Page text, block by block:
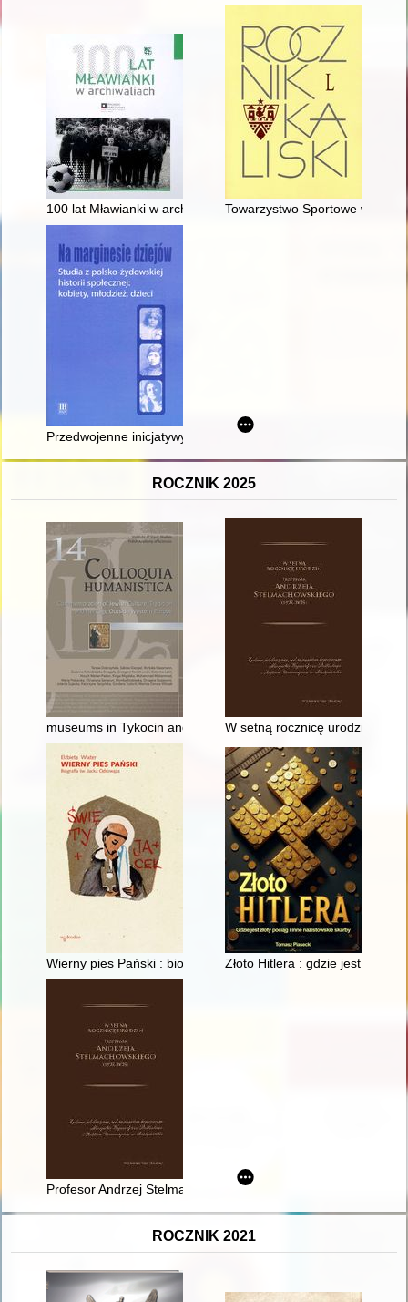
100 lat Mławianki w archiwaliachTowarzystwo Sportowe w
Przedwojenne inicjatywy kulturalne społeczności żydowskiej w
ROCZNIK 2025
museums in Tykocin and Włodawa as institutions shaping
W setną rocznicę urodzin
Wierny pies Pański : biografia św. Jacka Odrowąża
Złoto Hitlera : gdzie jest złoty
Profesor Andrzej Stelmachowski : (biografia naukowa,
ROCZNIK 2021